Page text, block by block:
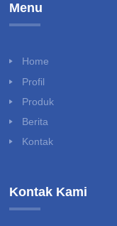
Menu
Home
Profil
Produk
Berita
Kontak
Kontak Kami